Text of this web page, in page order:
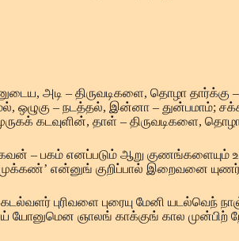
அடி – திருவடிகளை, தொழா
ஒழுகு – நடத்தல், இன்னா – துன்பமாம்;
கடவுளின், தாள் – திருவடிகளை,
– பகம் எனப்படும் ஆறு குணங்களையும்
என்னுங் குறிப்பால் இறைவனை
புரிவளை புரையு மேனி யடல்வெந்
யோனுமென ஞாலங் காக்குங் கால முன்பிற்